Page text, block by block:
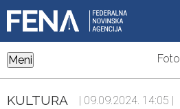
Meni Foto
KULTURA | 09.09.2024. 14:05 |